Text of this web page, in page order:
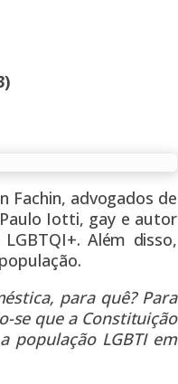
Fachin, advogados de
Iotti, gay e autor
Além disso,
para quê? Para
se que a Constituição
população LGBTI em